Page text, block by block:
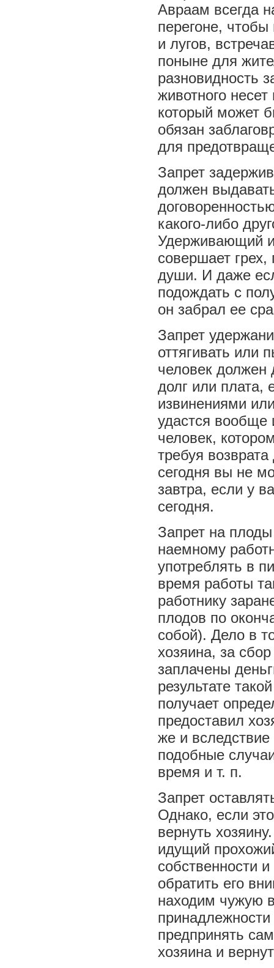
Авраам всегда
перегоне,
и лугов,
поныне для
разновидность
животного
который может
обязан
для
Запрет
должен
какого-либо
Удерживающий
совершает грех,
души. И даже
подождать с
он забрал ее
Запрет
оттягивать или
человек должен
долг или плата,
извинениями
удастся вообще
человек,
требуя
сегодня вы не
завтра, если у
сегодня.
Запрет на
наемному
употреблять в
время работы
работнику
плодов по
собой). Дело в
хозяина, за
заплачены
результате
получает
предоставил
же и
подобные
время и т. п.
Запрет
Однако, если
вернуть
идущий
собственности
обратить его
находим чужую
предпринять
хозяина и